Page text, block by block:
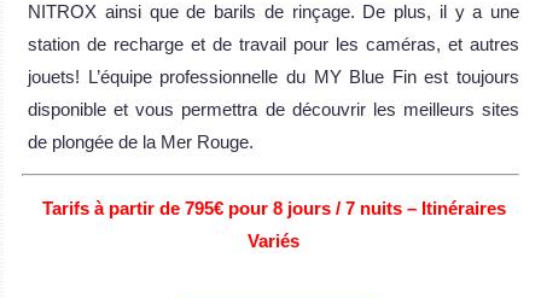
NITROX ainsi que de barils de rinçage. De plus, il y a une
station de recharge et de travail pour les caméras, et autres
jouets! L’équipe professionnelle du MY Blue Fin est toujours
disponible et vous permettra de découvrir les meilleurs sites
de plongée de la Mer Rouge.
Tarifs à partir de 795€ pour 8 jours / 7 nuits – Itinéraires
Variés